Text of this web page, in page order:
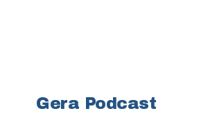
Gera Podcast